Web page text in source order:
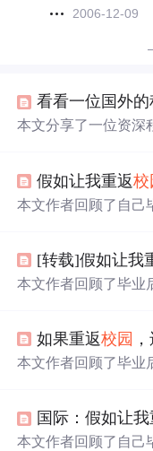
2006-12-09
看看一位国外
本文分享了一位资深
或 SCJP认证，加强
此外，他还强调了工
假如让我重返校
本文作者回顾了自己
人际交流等建议。此
[转载]假如让我
本文作者回顾了毕业
习，考取SCJA或
如果重返校园
本文作者回顾了毕业
等。国际：假如让
本文作者回顾了自己